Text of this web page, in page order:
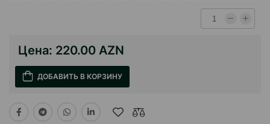
Цена: 220.00 AZN
ДОБАВИТЬ В КОРЗИНУ